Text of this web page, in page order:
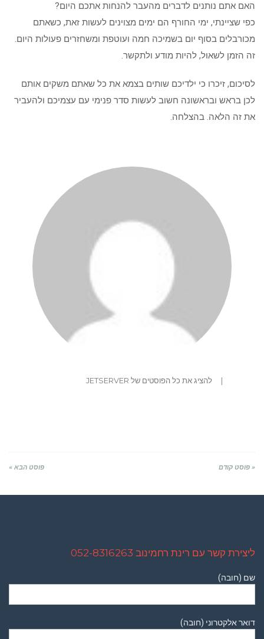
האם אתם נותנים לדברים מהעבר להנחות אתכם היום?
כפי שציינתי, ימי החורף הם ימים מצוינים לעשות זאת, כשאתם
מכורבלים בסוף יום בשמיכה חמה ועוטפת ומשחזרים פעולות היום.
זה הזמן לשאול, להיות מודע ולתקשר.
לסיכום, זיכרו כי ילדיכם שותים בצמא את כל שאתם משקים אותם
לכן בראש ובראשונה חשוב לעשות סדר פנימי עם עצמיכם ולהעביר
את זה הלאה. בהצלחה.
להציג את כל הפוסטים של JETSERVER
« פוסט קודם פוסט הבא »
ליצירת קשר עם רינת רחמינוב 052-8316263
שם (חובה)
דואר אלקטרוני (חובה)